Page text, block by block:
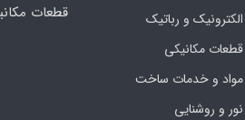
الکترونیک و رباتیک
قطعات مکانیکی
مواد و خدمات ساخت
نور و روشنایی
قطعات